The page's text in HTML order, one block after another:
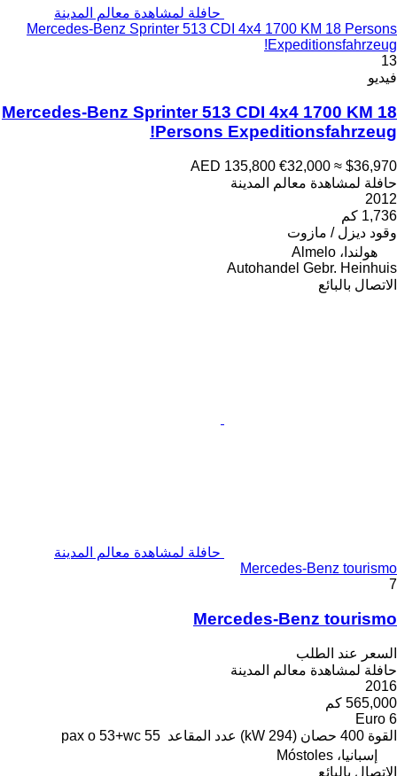
حافلة لمشاهدة معالم المدينة
Mercedes-Benz Sprinter 513 CDI 4x4 1700 KM 18 Persons
Expeditionsfahrzeug!
13
فيديو
Mercedes-Benz Sprinter 513 CDI 4x4 1700 KM 18
Persons Expeditionsfahrzeug!
AED 135,800 €32,000 ≈ $36,970
حافلة لمشاهدة معالم المدينة
2012
1,736 كم
وقود ديزل / مازوت
هولندا، Almelo
Autohandel Gebr. Heinhuis
الاتصال بالبائع
حافلة لمشاهدة معالم المدينة
Mercedes-Benz tourismo
7
Mercedes-Benz tourismo
السعر عند الطلب
حافلة لمشاهدة معالم المدينة
2016
565,000 كم
Euro 6
القوة 400 حصان (294 kW) عدد المقاعد 55 pax o 53+wc
إسبانيا، Móstoles
الاتصال بالبائع